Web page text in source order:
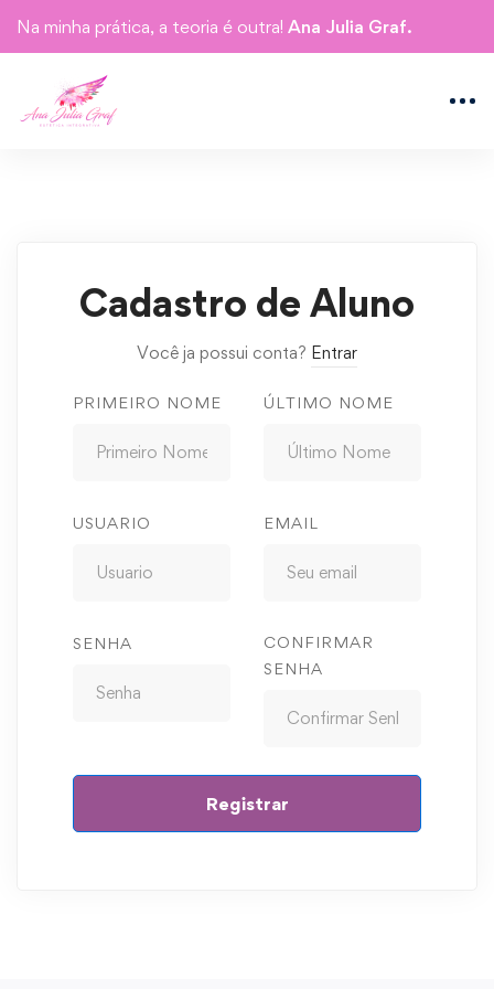
Na minha prática, a teoria é outra! Ana Julia Graf.
Cadastro de Aluno
Você ja possui conta? Entrar
PRIMEIRO NOME ÚLTIMO NOME
USUARIO EMAIL
SENHA
CONFIRMAR
SENHA
Registrar